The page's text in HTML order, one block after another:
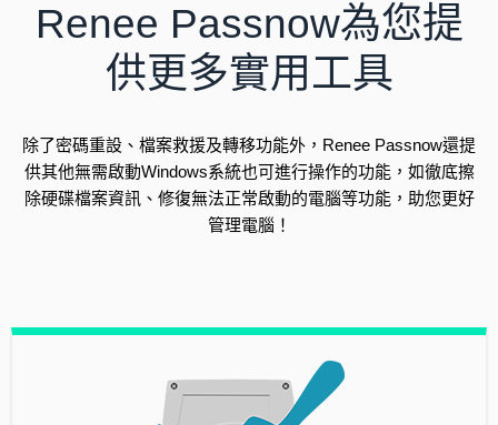
Renee Passnow為您提
供更多實用工具
除了密碼重設、檔案救援及轉移功能外，Renee Passnow還提
供其他無需啟動Windows系統也可進行操作的功能，如徹底擦
除硬碟檔案資訊、修復無法正常啟動的電腦等功能，助您更好
管理電腦！